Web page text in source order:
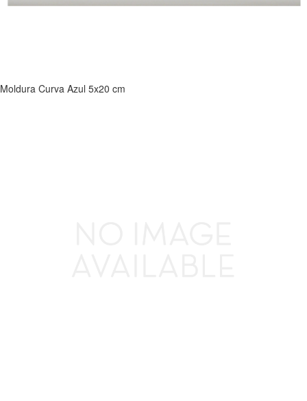
Moldura Curva Azul 5x20 cm